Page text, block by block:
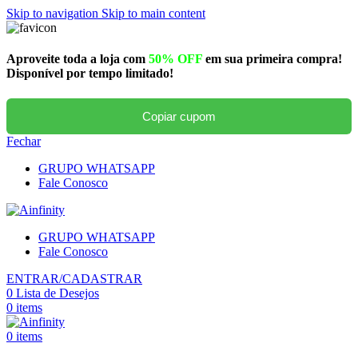
Skip to navigation Skip to main content
Aproveite toda a loja com 50% OFF em sua primeira compra!
Disponível por tempo limitado!
Copiar cupom
Fechar
GRUPO WHATSAPP
Fale Conosco
GRUPO WHATSAPP
Fale Conosco
ENTRAR/CADASTRAR
0 Lista de Desejos
0 items
0 items